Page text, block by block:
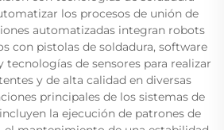
los procesos de unión de
automatizadas integran robots
con pistolas de soldadura, software
tecnologías de sensores para realizar
y de alta calidad en diversas
principales de los sistemas de
la ejecución de patrones de